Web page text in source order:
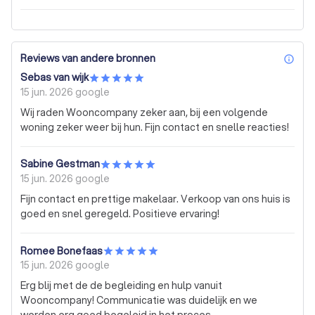
Reviews van andere bronnen
Sebas van wijk
15 jun. 2026 google
Wij raden Wooncompany zeker aan, bij een volgende
woning zeker weer bij hun. Fijn contact en snelle reacties!
Sabine Gestman
15 jun. 2026 google
Fijn contact en prettige makelaar. Verkoop van ons huis is
goed en snel geregeld. Positieve ervaring!
Romee Bonefaas
15 jun. 2026 google
Erg blij met de de begleiding en hulp vanuit
Wooncompany! Communicatie was duidelijk en we